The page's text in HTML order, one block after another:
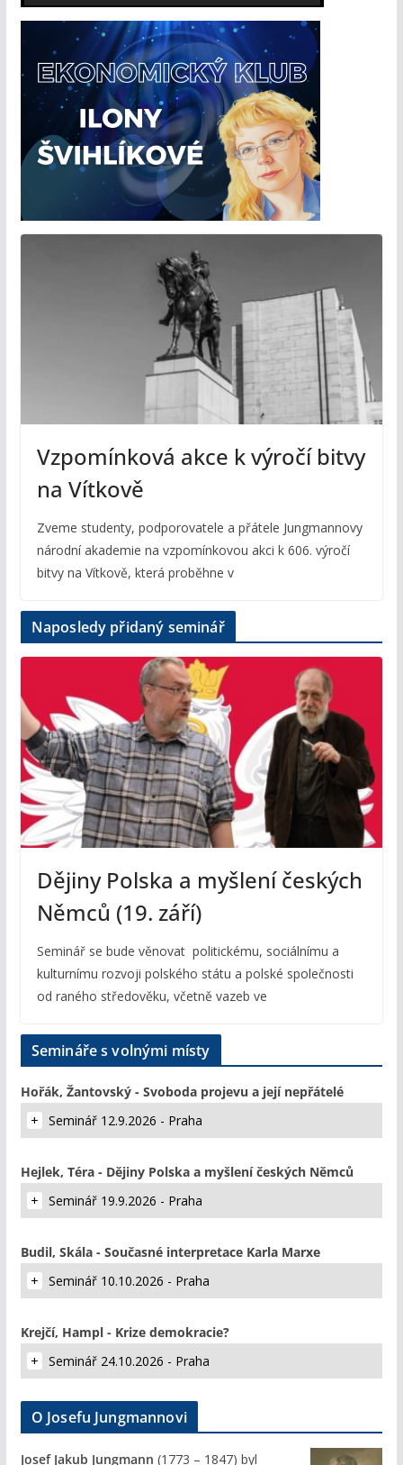
Vzpomínková akce k výročí bitvy
na Vítkově
Zveme studenty, podporovatele a přátele Jungmannovy
národní akademie na vzpomínkovou akci k 606. výročí
bitvy na Vítkově, která proběhne v
Naposledy přidaný seminář
Dějiny Polska a myšlení českých
Němců (19. září)
Seminář se bude věnovat politickému, sociálnímu a
kulturnímu rozvoji polského státu a polské společnosti
od raného středověku, včetně vazeb ve
Semináře s volnými místy
Hořák, Žantovský - Svoboda projevu a její nepřátelé
Seminář 12.9.2026 - Praha
Hejlek, Téra - Dějiny Polska a myšlení českých Němců
Seminář 19.9.2026 - Praha
Budil, Skála - Současné interpretace Karla Marxe
Seminář 10.10.2026 - Praha
Krejčí, Hampl - Krize demokracie?
Seminář 24.10.2026 - Praha
O Josefu Jungmannovi
Josef Jakub Jungmann (1773 – 1847) byl